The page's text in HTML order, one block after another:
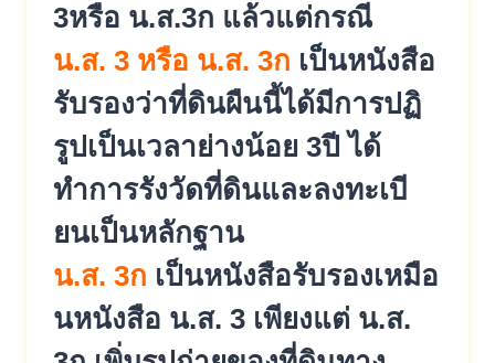
3หรือ น.ส.3ก แล้วแต่กรณี
น.ส. 3 หรือ น.ส. 3ก เป็นหนังสือ
รับรองว่าที่ดินผืนนี้ได้มีการปฏิ
รูปเป็นเวลาย่างน้อย 3ปี ได้
ทำการรังวัดที่ดินและลงทะเบี
ยนเป็นหลักฐาน
น.ส. 3ก เป็นหนังสือรับรองเหมือ
นหนังสือ น.ส. 3 เพียงแต่ น.ส.